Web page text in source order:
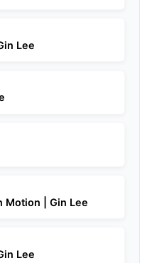
Lee
Motion | Gin Lee
Lee